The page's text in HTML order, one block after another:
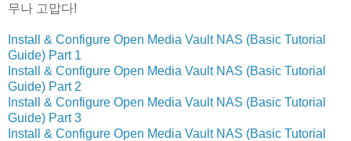
무나 고맙다!
Install & Configure Open Media Vault NAS (Basic Tutorial
Guide) Part 1
Install & Configure Open Media Vault NAS (Basic Tutorial
Guide) Part 2
Install & Configure Open Media Vault NAS (Basic Tutorial
Guide) Part 3
Install & Configure Open Media Vault NAS (Basic Tutorial